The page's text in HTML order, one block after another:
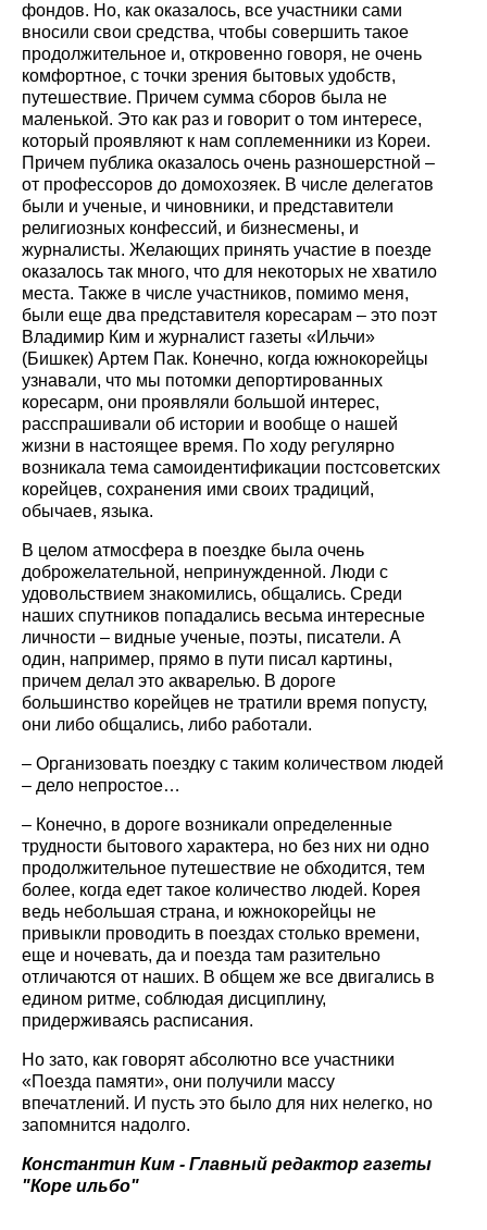
фондов. Но, как оказалось, все участники сами
вносили свои средства, чтобы совершить такое
продолжительное и, откровенно говоря, не очень
комфортное, с точки зрения бытовых удобств,
путешествие. Причем сумма сборов была не
маленькой. Это как раз и говорит о том интересе,
который проявляют к нам соплеменники из Кореи.
Причем публика оказалось очень разношерстной –
от профессоров до домохозяек. В числе делегатов
были и ученые, и чиновники, и представители
религиозных конфессий, и бизнесмены, и
журналисты. Желающих принять участие в поезде
оказалось так много, что для некоторых не хватило
места. Также в числе участников, помимо меня,
были еще два представителя коресарам – это поэт
Владимир Ким и журналист газеты «Ильчи»
(Бишкек) Артем Пак. Конечно, когда южнокорейцы
узнавали, что мы потомки депортированных
коресарм, они проявляли большой интерес,
расспрашивали об истории и вообще о нашей
жизни в настоящее время. По ходу регулярно
возникала тема самоидентификации постсоветских
корейцев, сохранения ими своих традиций,
обычаев, языка.
В целом атмосфера в поездке была очень
доброжелательной, непринужденной. Люди с
удовольствием знакомились, общались. Среди
наших спутников попадались весьма интересные
личности – видные ученые, поэты, писатели. А
один, например, прямо в пути писал картины,
причем делал это акварелью. В дороге
большинство корейцев не тратили время попусту,
они либо общались, либо работали.
– Организовать поездку с таким количеством людей
– дело непростое…
– Конечно, в дороге возникали определенные
трудности бытового характера, но без них ни одно
продолжительное путешествие не обходится, тем
более, когда едет такое количество людей. Корея
ведь небольшая страна, и южнокорейцы не
привыкли проводить в поездах столько времени,
еще и ночевать, да и поезда там разительно
отличаются от наших. В общем же все двигались в
едином ритме, соблюдая дисциплину,
придерживаясь расписания.
Но зато, как говорят абсолютно все участники
«Поезда памяти», они получили массу
впечатлений. И пусть это было для них нелегко, но
запомнится надолго.
Константин Ким - Главный редактор газеты
"Коре ильбо"